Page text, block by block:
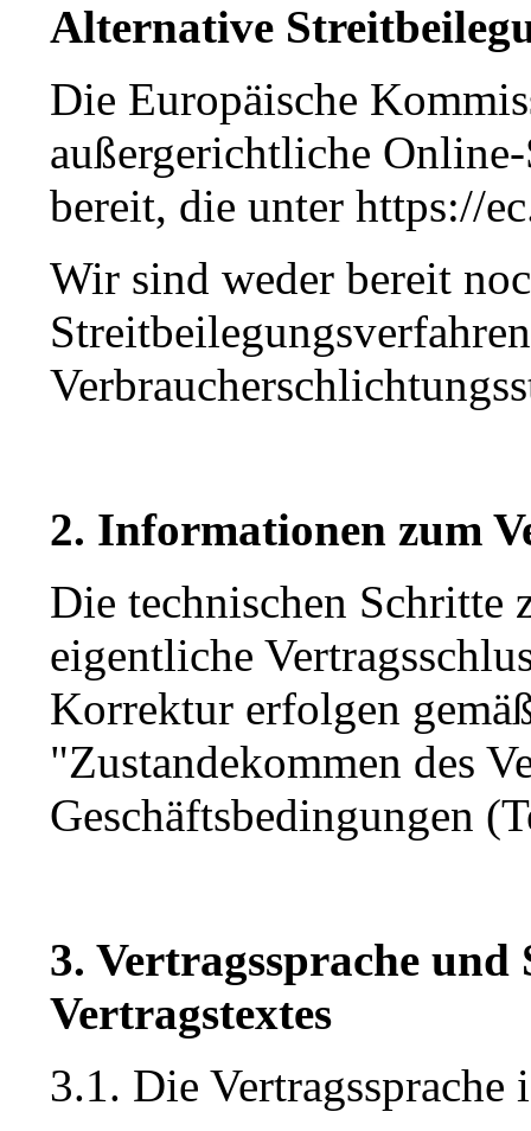
Alternative
Die Europäische
außergerichtliche
bereit, die unter https://
Wir sind weder bereit
2. Informationen zum
Die technischen Schritte
eigentliche
Korrektur erfolgen
"Zustandekommen des
Geschäftsbedingungen
3. Vertragssprache und
Vertragstextes
3.1. Die Vertragssprache